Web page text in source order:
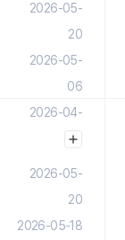
2026-05-
20
2026-05-
06
2026-04-
29
2026-05-
20
2026-05-18